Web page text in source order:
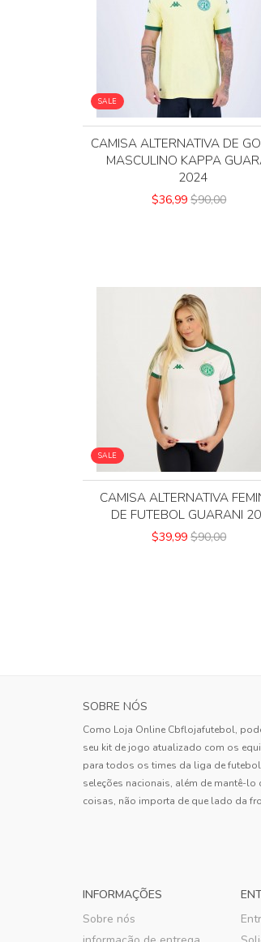
SALE
CAMISA ALTERNATIVA DE
MASCULINO KAPPA
2024
$36,99 $90,00
SALE
CAMISA ALTERNATIVA
DE FUTEBOL GUARANI
$39,99 $90,00
SOBRE NÓS
Como Loja Online Cbflojafutebol,
seu kit de jogo atualizado com os
para todos os times da liga de
seleções nacionais, além de mantê-
coisas, não importa de que lado da
INFORMAÇÕES
Sobre nós